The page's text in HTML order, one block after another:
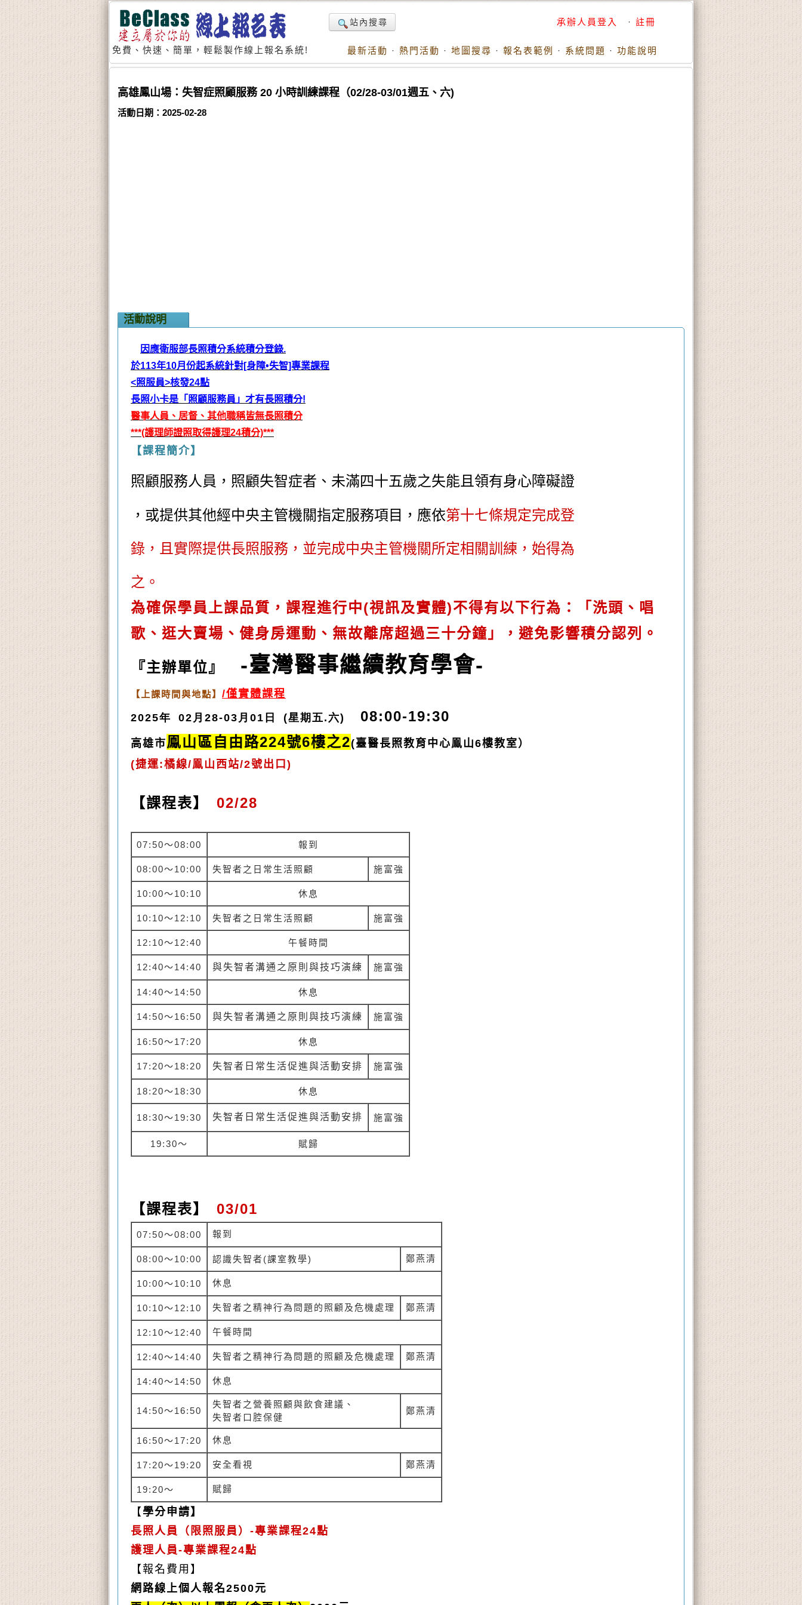
免費、快速、簡單，輕鬆製作線上報名系統!
站內搜尋 承辦人員登入 · 註冊
最新活動 · 熱門活動 · 地圖搜尋 · 報名表範例 · 系統問題 · 功能說明
高雄鳳山場：失智症照顧服務 20 小時訓練課程（02/28-03/01週五、六)
活動日期：2025-02-28
活動說明
因應衛服部長照積分系統積分登錄.
於113年10月份起系統針對[身障•失智]專業課程
<照服員>核發24點
長照小卡是「照顧服務員」才有長照積分!
醫事人員、居督、其他職稱皆無長照積分
***(護理師證照取得護理24積分)***
【課程簡介】
照顧服務人員，照顧失智症者、未滿四十五歲之失能且領有身心障礙證
，或提供其他經中央主管機關指定服務項目，應依第十七條規定完成登
錄， 且實際提供長照服務，並完成中央主管機關所定相關訓練，始得為
之。
為確保學員上課品質，課程進行中(視訊及實體)不得有以下行為：「洗頭、唱
歌、逛大賣場、健身房運動、無故離席超過三十分鐘」，避免影響積分認列。
『主辦單位』 -臺灣醫事繼續教育學會-
【上課時間與地點】 /僅實體課程
2025年 02月28-03月01日 (星期五.六)
08:00-19:30
高雄市 鳯山區自由路224號6樓之2(臺醫長照教育中心鳯山6樓教室）
(捷運:橘線/鳯山西站/2號出口)
【課程表】 02/28
07:50～08:00 報到
08:00～10:00 失智者之日常生活照顧 施富強
10:00～10:10 休息
10:10～12:10 失智者之日常生活照顧 施富強
12:10～12:40 午餐時間
12:40～14:40 與失智者溝通之原則與技巧演練 施富強
14:40～14:50 休息
14:50～16:50 與失智者溝通之原則與技巧演練 施富強
16:50～17:20 休息
17:20～18:20 失智者日常生活促進與活動安排 施富強
18:20～18:30 休息
18:30～19:30 失智者日常生活促進與活動安排 施富強
19:30～ 賦歸
【課程表】 03/01
07:50～08:00 報到
08:00～10:00 認識失智者(課室教學) 鄭燕清
10:00～10:10 休息
10:10～12:10 失智者之精神行為問題的照顧及危機處理 鄭燕清
12:10～12:40 午餐時間
12:40～14:40 失智者之精神行為問題的照顧及危機處理 鄭燕清
14:40～14:50 休息
14:50～16:50
失智者之營養照顧與飲食建議、
失智者口腔保健
鄭燕清
16:50～17:20 休息
17:20～19:20 安全看視 鄭燕清
19:20～ 賦歸
【 學分申請】
長照人員（限照服員） -專業課程24點
護理人員-專業課程24點
【報名費用】
網路線上個人報名2500元